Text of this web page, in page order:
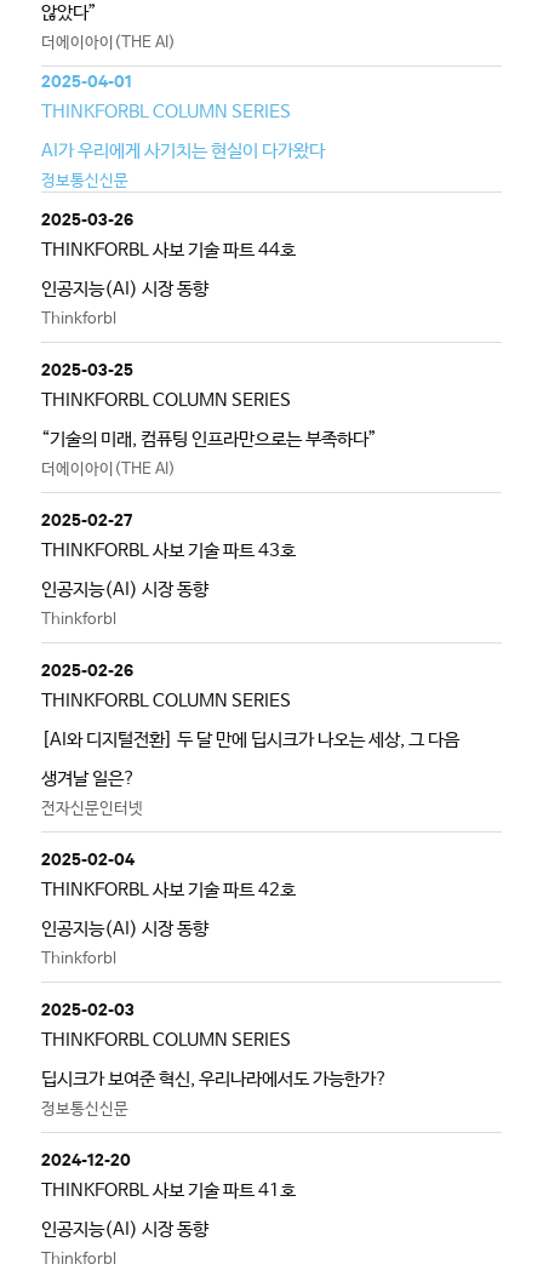
않았다”
더에이아이(THE AI)
2025-04-01
THINKFORBL COLUMN SERIES
AI가 우리에게 사기치는 현실이 다가왔다
정보통신신문
2025-03-26
THINKFORBL 사보 기술 파트 44호
인공지능(AI) 시장 동향
Thinkforbl
2025-03-25
THINKFORBL COLUMN SERIES
“기술의 미래, 컴퓨팅 인프라만으로는 부족하다”
더에이아이(THE AI)
2025-02-27
THINKFORBL 사보 기술 파트 43호
인공지능(AI) 시장 동향
Thinkforbl
2025-02-26
THINKFORBL COLUMN SERIES
[AI와 디지털전환] 두 달 만에 딥시크가 나오는 세상, 그 다음
생겨날 일은?
전자신문인터넷
2025-02-04
THINKFORBL 사보 기술 파트 42호
인공지능(AI) 시장 동향
Thinkforbl
2025-02-03
THINKFORBL COLUMN SERIES
딥시크가 보여준 혁신, 우리나라에서도 가능한가?
정보통신신문
2024-12-20
THINKFORBL 사보 기술 파트 41호
인공지능(AI) 시장 동향
Thinkforbl